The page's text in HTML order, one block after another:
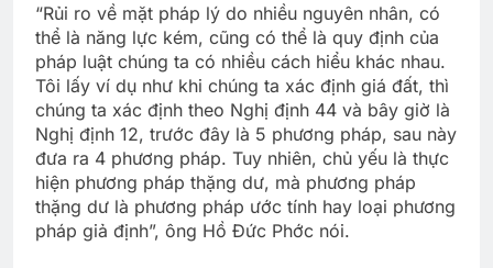
“Rủi ro về mặt pháp lý do nhiều nguyên nhân, có
thể là năng lực kém, cũng có thể là quy định của
pháp luật chúng ta có nhiều cách hiểu khác nhau.
Tôi lấy ví dụ như khi chúng ta xác định giá đất, thì
chúng ta xác định theo Nghị định 44 và bây giờ là
Nghị định 12, trước đây là 5 phương pháp, sau này
đưa ra 4 phương pháp. Tuy nhiên, chủ yếu là thực
hiện phương pháp thặng dư, mà phương pháp
thặng dư là phương pháp ước tính hay loại phương
pháp giả định”, ông Hồ Đức Phớc nói.